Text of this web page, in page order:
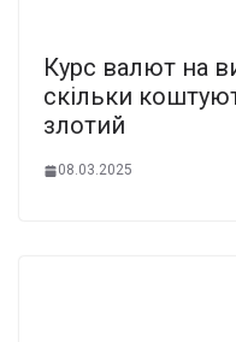
Курс валют на
скільки
злотий
08.03.2025